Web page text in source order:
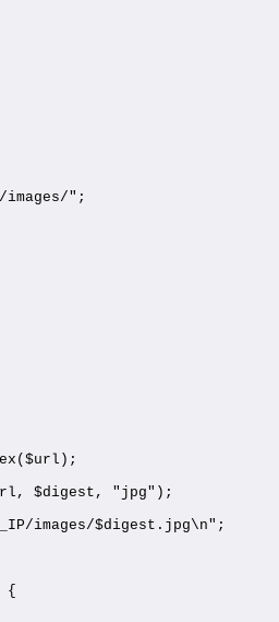
images/";
$digest, "jpg");
images/$digest.jpg\n";
{